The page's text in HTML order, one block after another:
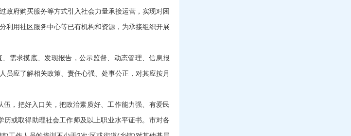
政府购买服务等方式引入社会力量承接运营，实现对困
利用社区服务中心等已有机构和资源，为承接组织开展
求摸底、发现报告，公示监督、动态管理、信息报
应了解相关政策、责任心强、处事公正，对其应按月
，把好入口关，把政治素质好、工作能力强、有爱民
或取得助理社会工作师及以上职业水平证书。市对各